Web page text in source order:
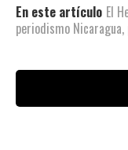
En este artículo El
periodismo Nicaragua,